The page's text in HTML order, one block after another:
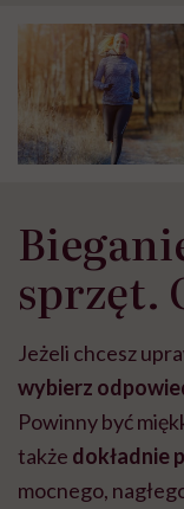
sprzęt.
Jeżeli chcesz
wybierz
Powinny być
także dokładnie
mocnego,